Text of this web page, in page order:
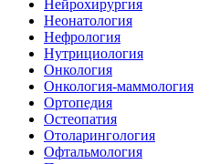
Нейрохирургия
Неонатология
Нефрология
Нутрициология
Онкология
Онкология-маммология
Ортопедия
Остеопатия
Отоларингология
Офтальмология